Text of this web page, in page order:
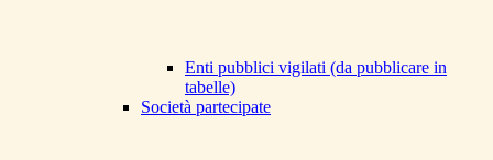
Enti pubblici vigilati (da pubblicare in
tabelle)
Società partecipate